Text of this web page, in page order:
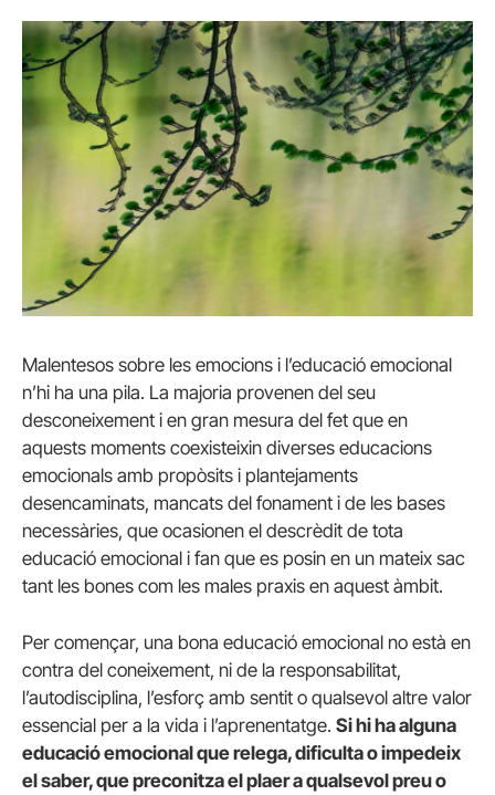
Malentesos sobre les emocions i l’educació emocional
n’hi ha una pila. La majoria provenen del seu
desconeixement i en gran mesura del fet que en
aquests moments coexisteixin diverses educacions
emocionals amb propòsits i plantejaments
desencaminats, mancats del fonament i de les bases
necessàries, que ocasionen el descrèdit de tota
educació emocional i fan que es posin en un mateix sac
tant les bones com les males praxis en aquest àmbit.
Per començar, una bona educació emocional no està en
contra del coneixement, ni de la responsabilitat,
l’autodisciplina, l’esforç amb sentit o qualsevol altre valor
essencial per a la vida i l’aprenentatge. Si hi ha alguna
educació emocional que relega, dificulta o impedeix
el saber, que preconitza el plaer a qualsevol preu o